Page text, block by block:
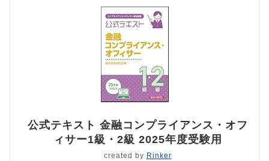
公式テキスト 金融コンプライアンス・オフ
ィサー1級・2級 2025年度受験用
created by Rinker